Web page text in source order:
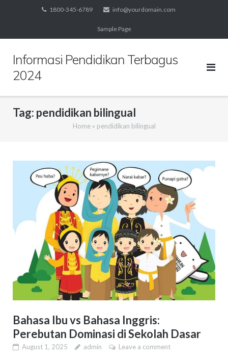
1800-345-6789 info@yourdomain.com
Sample Page
Informasi Pendidikan Terbagus
2024
Tag: pendidikan bilingual
Home» pendidikan bilingual
Bahasa Ibu vs Bahasa Inggris:
Perebutan Dominasi di Sekolah Dasar
August 1, 2025 admin Leave a comment